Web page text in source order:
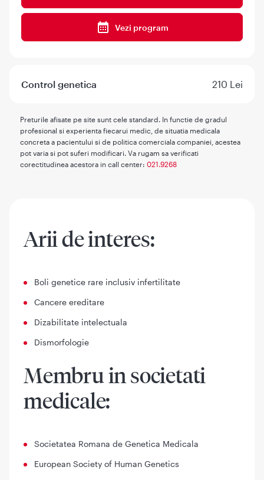
Vezi program
Control genetica 210 Lei
Preturile afisate pe site sunt cele standard. In functie de gradul
profesional si experienta fiecarui medic, de situatia medicala
concreta a pacientului si de politica comerciala companiei, acestea
pot varia si pot suferi modificari. Va rugam sa verificati
corectitudinea acestora in call center: 021.9268
Arii de interes:
Boli genetice rare inclusiv infertilitate
Cancere ereditare
Dizabilitate intelectuala
Dismorfologie
Membru in societati
medicale:
Societatea Romana de Genetica Medicala
European Society of Human Genetics